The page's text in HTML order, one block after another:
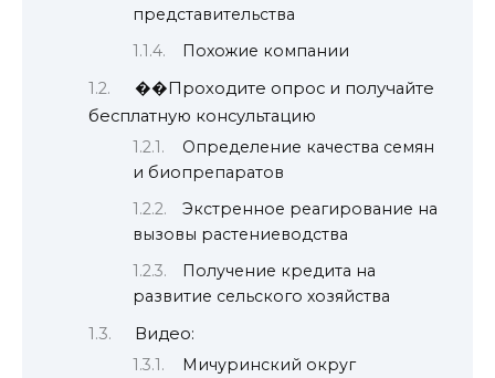
представительства
Похожие компании
��Проходите опрос и получайте
бесплатную консультацию
Определение качества семян
и биопрепаратов
Экстренное реагирование на
вызовы растениеводства
Получение кредита на
развитие сельского хозяйства
Видео:
Мичуринский округ